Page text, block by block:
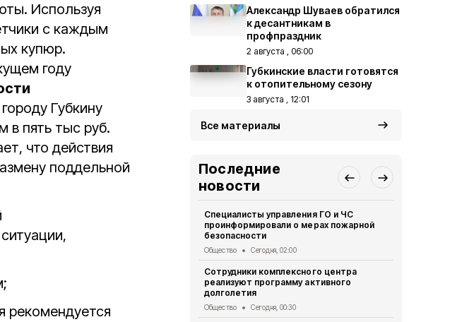
Используя
с каждым
купюр.
году
Губкину
в пять тыс руб.
что действия
поддельной
Александр Шуваев обратился
к десантникам в
профпраздник
2 августа , 06:00
Губкинские власти готовятся
к отопительному сезону
3 августа , 12:01
Все материалы
Последние
новости
Специалисты управления ГО и ЧС
проинформировали о мерах пожарной
безопасности
Общество Сегодня, 02:00
Сотрудники комплексного центра
реализуют программу активного
долголетия
Общество Сегодня, 00:30